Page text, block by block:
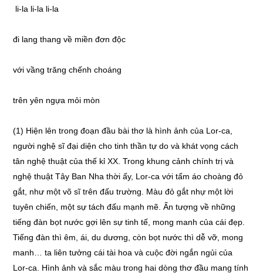
li-la li-la li-la
đi lang thang về miền đơn độc
với vầng trăng chếnh choáng
trên yên ngựa mỏi mòn
(1) Hiện lên trong đoạn đầu bài thơ là hình ảnh của Lor-ca,
người nghệ sĩ đại diện cho tinh thần tự do và khát vọng cách
tân nghệ thuật của thế kỉ XX. Trong khung cảnh chính trị và
nghệ thuật Tây Ban Nha thời ấy, Lor-ca với tấm áo choàng đỏ
gắt, như một võ sĩ trên đấu trường. Màu đỏ gắt nhự một lời
tuyên chiến, một sự tách đấu mạnh mẽ. Ấn tượng về những
tiếng đàn bọt nước gợi lên sự tinh tế, mong manh của cái đẹp.
Tiếng đàn thì êm, ái, du dương, còn bọt nước thì dễ vỡ, mong
manh… ta liên tưởng cái tài hoa và cuộc đời ngắn ngủi của
Lor-ca. Hình ảnh và sắc màu trong hai dòng thơ đầu mang tính